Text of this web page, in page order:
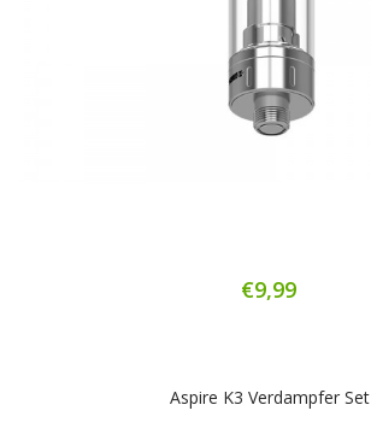
€9,99
Aspire K3 Verdampfer Set